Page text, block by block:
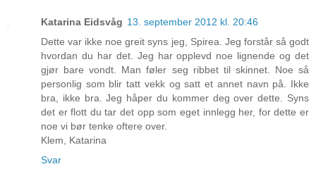
Katarina Eidsvåg 13. september 2012 kl. 20:46
Dette var ikke noe greit syns jeg, Spirea. Jeg forstår så godt
hvordan du har det. Jeg har opplevd noe lignende og det
gjør bare vondt. Man føler seg ribbet til skinnet. Noe så
personlig som blir tatt vekk og satt et annet navn på. Ikke
bra, ikke bra. Jeg håper du kommer deg over dette. Syns
det er flott du tar det opp som eget innlegg her, for dette er
noe vi bør tenke oftere over.
Klem, Katarina
Svar